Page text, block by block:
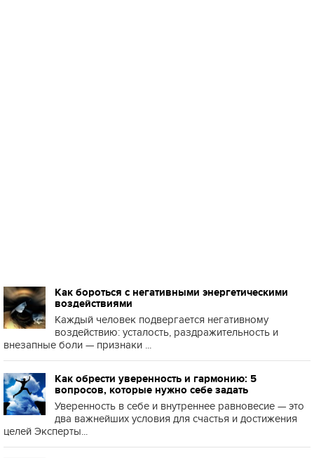
Как бороться с негативными энергетическими
воздействиями
Каждый человек подвергается негативному
воздействию: усталость, раздражительность и
внезапные боли — признаки ...
Как обрести уверенность и гармонию: 5
вопросов, которые нужно себе задать
Уверенность в себе и внутреннее равновесие — это
два важнейших условия для счастья и достижения
целей Эксперты...